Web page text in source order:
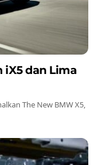
iX5 dan Lima
The New BMW X5,